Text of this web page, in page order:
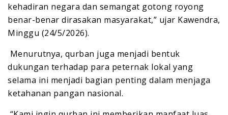
kehadiran negara dan semangat gotong royong
benar-benar dirasakan masyarakat,” ujar Kawendra,
Minggu (24/5/2026).
‎ ‎Menurutnya, qurban juga menjadi bentuk
dukungan terhadap para peternak lokal yang
selama ini menjadi bagian penting dalam menjaga
ketahanan pangan nasional.